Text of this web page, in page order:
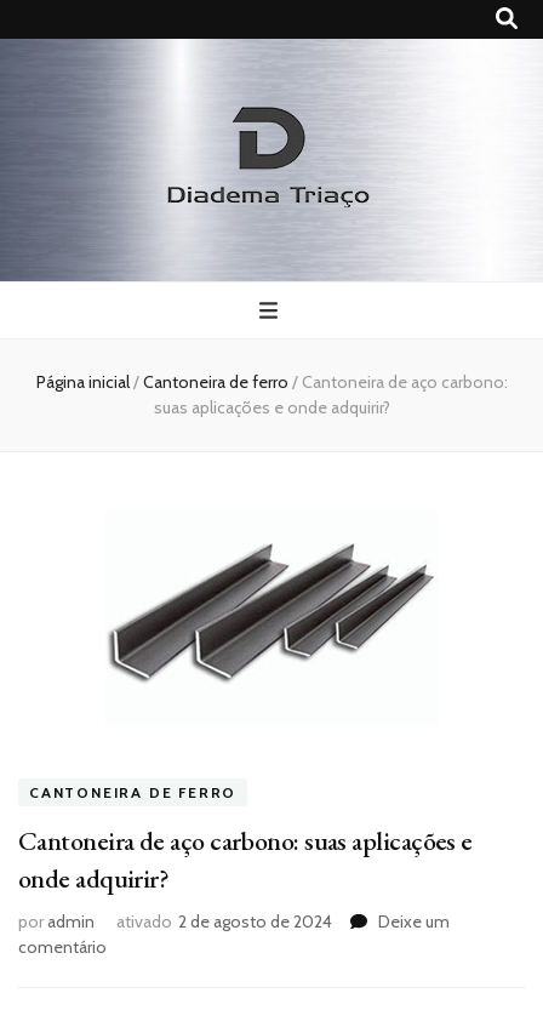
Diadema
Triaço
Página inicial/Cantoneira de ferro / Cantoneira de aço carbono:
suas aplicações e onde adquirir?
CANTONEIRA DE FERRO
Cantoneira de aço carbono: suas aplicações e
onde adquirir?
poradmin ativado 2 de agosto de 2024
Deixe um
comentário